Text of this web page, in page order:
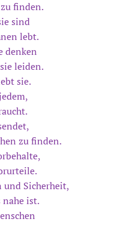
finden.
sind
lebt.
denken
leiden.
sie.
zu finden.
und Sicherheit,
ist.